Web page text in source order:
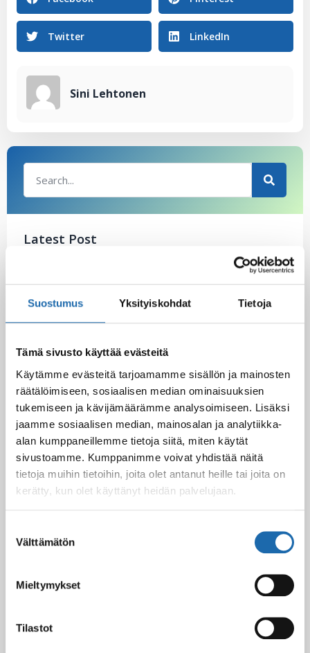
Suostumus Yksityiskohdat Tietoja
Tämä sivusto käyttää evästeitä
Käytämme evästeitä tarjoamamme sisällön ja mainosten
räätälöimiseen, sosiaalisen median ominaisuuksien
tukemiseen ja kävijämäärämme analysoimiseen. Lisäksi
jaamme sosiaalisen median, mainosalan ja analytiikka-
alan kumppaneillemme tietoja siitä, miten käytät
sivustoamme. Kumppanimme voivat yhdistää näitä
tietoja muihin tietoihin, joita olet antanut heille tai joita on
kerätty, kun olet käyttänyt heidän palvelujaan.
valinta
Välttämätön
Mieltymykset
Tilastot
Twitter LinkedIn
Sini Lehtonen
Latest Post
Black Friday & cyber Monday 2025!
Kevään uutuus tuotteet ovat nyt
verkkokaupassa!
10.03.2025
Softcare Ystävänpäivä ale
10.02.2025
Nahkakalusteiden hoito Softcare aineilla